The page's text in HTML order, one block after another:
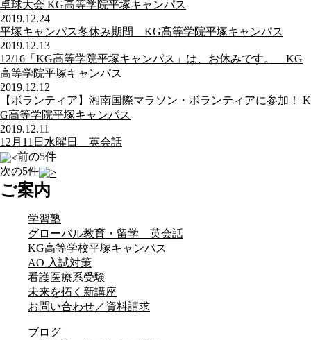
卓球大会 KG高等学院平塚キャンパス
2019.12.24
平塚キャンパス冬休み期間 KG高等学院平塚キャンパス
2019.12.13
12/16「KG高等学院平塚キャンパス」は、お休みです。 KG
高等学院平塚キャンパス
2019.12.12
【ボランティア】湘南国際マラソン・ボランティアに参加！ K
G高等学院平塚キャンパス
2019.12.11
12月11日水曜日 英会話
前の5件
次の5件
ご案内
学習塾
グローバル教育・留学 英会話
KG高等学校平塚キャンパス
AO 入試対策
看護医療系受験
未来を拓く新講座
お問い合わせ／資料請求
ブログ